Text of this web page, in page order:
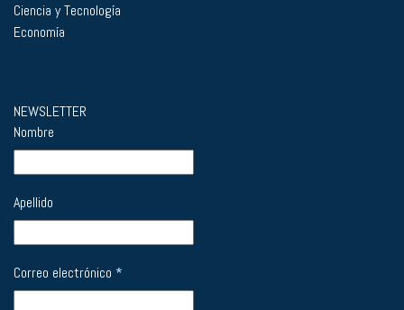
Ciencia y Tecnología
Economía
NEWSLETTER
Nombre
Apellido
Correo electrónico *